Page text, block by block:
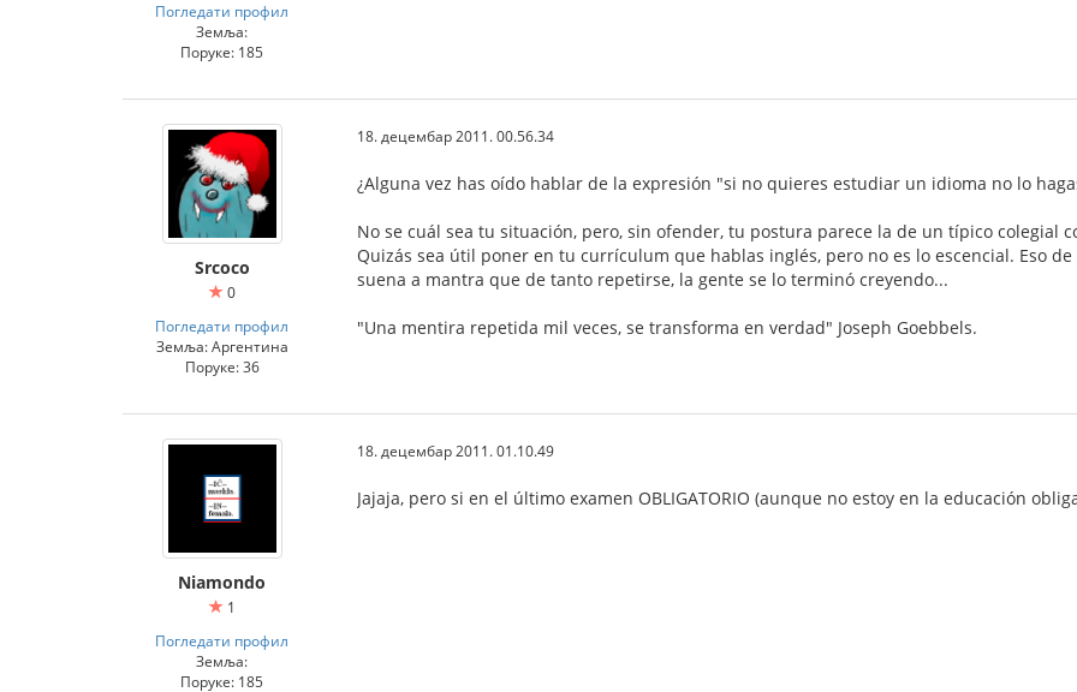
Погледати профил
Земља:
Поруке: 185
Srcoco
0
Погледати профил
Земља: Аргентина
Поруке: 36
18. децембар 2011. 00.56.34
¿Alguna vez has oído hablar de la expresión "si no quieres estudiar un idioma no lo
No se cuál sea tu situación, pero, sin ofender, tu postura parece la de un típico colegial
Quizás sea útil poner en tu currículum que hablas inglés, pero no es lo escencial. Eso
suena a mantra que de tanto repetirse, la gente se lo terminó creyendo...
"Una mentira repetida mil veces, se transforma en verdad" Joseph Goebbels.
Niamondo
1
Погледати профил
Земља:
Поруке: 185
18. децембар 2011. 01.10.49
Jajaja, pero si en el último examen OBLIGATORIO (aunque no estoy en la educación